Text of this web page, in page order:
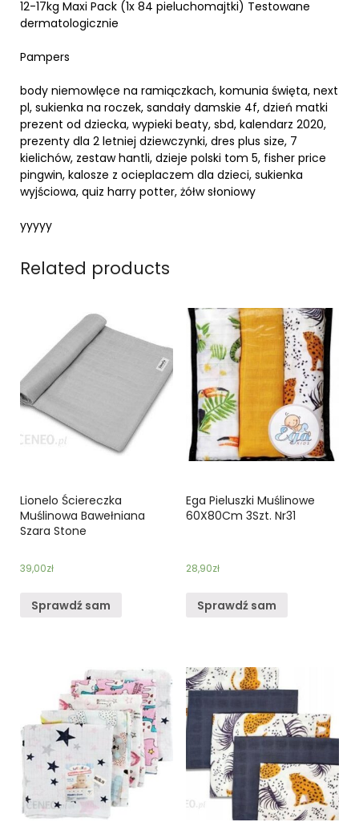
12-17kg Maxi Pack (1x 84 pieluchomajtki) Testowane
dermatologicznie
Pampers
body niemowlęce na ramiączkach, komunia święta, next
pl, sukienka na roczek, sandały damskie 4f, dzień matki
prezent od dziecka, wypieki beaty, sbd, kalendarz 2020,
prezenty dla 2 letniej dziewczynki, dres plus size, 7
kielichów, zestaw hantli, dzieje polski tom 5, fisher price
pingwin, kalosze z ocieplaczem dla dzieci, sukienka
wyjściowa, quiz harry potter, żółw słoniowy
yyyyy
Related products
Lionelo Ściereczka
Muślinowa Bawełniana
Szara Stone
39,00zł
Sprawdź sam
Ega Pieluszki Muślinowe
60X80Cm 3Szt. Nr31
28,90zł
Sprawdź sam